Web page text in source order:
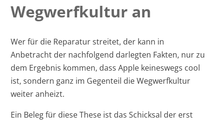
Wegwerfkultur an
Wer für die Reparatur streitet, der kann in
Anbetracht der nachfolgend darlegten Fakten, nur zu
dem Ergebnis kommen, dass Apple keineswegs cool
ist, sondern ganz im Gegenteil die Wegwerfkultur
weiter anheizt.
Ein Beleg für diese These ist das Schicksal der erst